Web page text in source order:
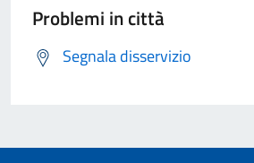
Problemi in città
Segnala disservizio